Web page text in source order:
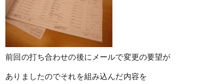
前回の打ち合わせの後にメールで変更の要望が
ありましたのでそれを組み込んだ内容を